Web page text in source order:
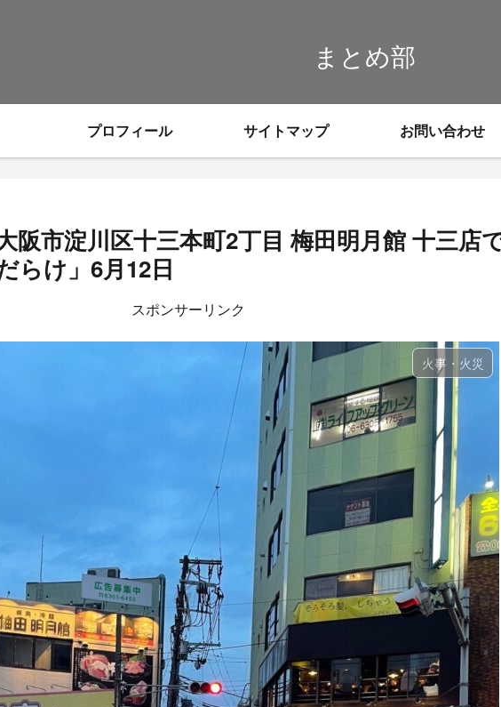
まとめ部
プロフィール サイトマップ お問い合わせ
阪市淀川区十三本町2丁目 梅田明月館 十三店
らけ」6月12日
スポンサーリンク
火事・火災